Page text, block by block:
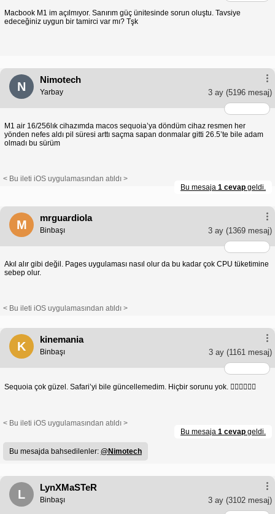
Macbook M1 im açılmıyor. Sanırım güç ünitesinde sorun oluştu. Tavsiye
edeceğiniz uygun bir tamirci var mı? Tşk
N
Nimotech
3 ay (5196 mesaj)
Yarbay
M1 air 16/256lık cihazımda macos sequoia’ya döndüm cihaz resmen her
yönden nefes aldı pil süresi arttı saçma sapan donmalar gitti 26.5’te bile adam
olmadı bu sürüm
< Bu ileti iOS uygulamasından atıldı >
Bu mesaja 1 cevap geldi.
M
mrguardiola
3 ay (1369 mesaj)
Binbaşı
Akıl alır gibi değil. Pages uygulaması nasıl olur da bu kadar çok CPU tüketimine
sebep olur.
< Bu ileti iOS uygulamasından atıldı >
K
kinemania
3 ay (1161 mesaj)
Binbaşı
Sequoia çok güzel. Safari’yi bile güncellemedim. Hiçbir sorunu yok. 👍🏻👍🏻👍🏻
< Bu ileti iOS uygulamasından atıldı >
Bu mesaja 1 cevap geldi.
Bu mesajda bahsedilenler: @Nimotech
L
LynXMaSTeR
3 ay (3102 mesaj)
Binbaşı